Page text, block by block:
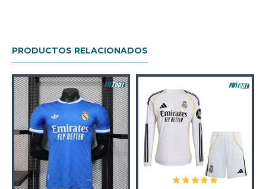
PRODUCTOS RELACIONADOS